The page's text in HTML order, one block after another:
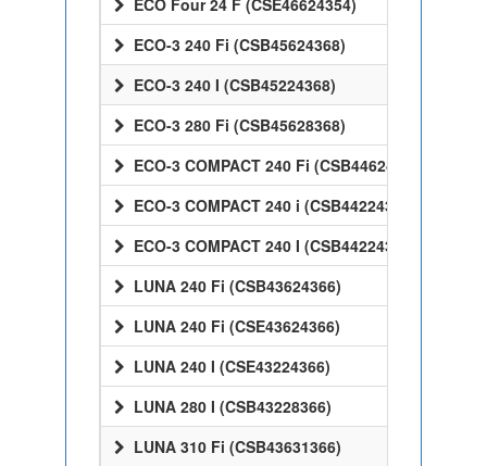
ECO Four 24 F (CSE46624354)
ECO-3 240 Fi (CSB45624368)
ECO-3 240 I (CSB45224368)
ECO-3 280 Fi (CSB45628368)
ECO-3 COMPACT 240 Fi (CSB44624368)
ECO-3 COMPACT 240 i (CSB44224368)
ECO-3 COMPACT 240 I (CSB44224368)
LUNA 240 Fi (CSB43624366)
LUNA 240 Fi (CSE43624366)
LUNA 240 I (CSE43224366)
LUNA 280 I (CSB43228366)
LUNA 310 Fi (CSB43631366)